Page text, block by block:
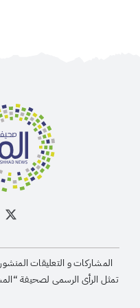
المشاركات و التعليقات
تمثل الرأى الرسمى لصحيفة